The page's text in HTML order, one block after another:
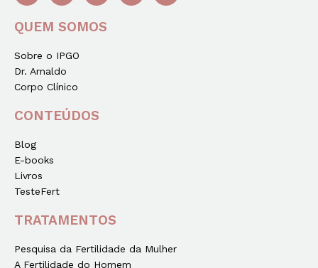
QUEM SOMOS
Sobre o IPGO
Dr. Arnaldo
Corpo Clínico
CONTEÚDOS
Blog
E-books
Livros
TesteFert
TRATAMENTOS
Pesquisa da Fertilidade da Mulher
A Fertilidade do Homem